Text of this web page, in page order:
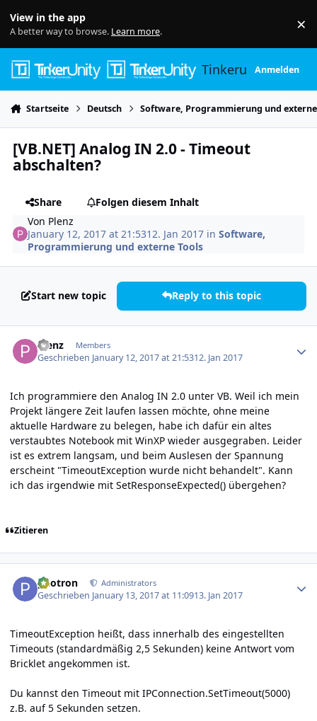
View in the app
A better way to browse. Learn more. ×
TinkerunityAnmelden
Startseite Deutsch Software, Programmierung und
[VB.NET] Analog IN 2.0 - Timeout
abschalten?
Share
Folgen diesem Inhalt
Von Plenz
January 12, 2017 at 21:5312. Jan 2017 inSoftware,
Programmierung und externe Tools
Start new topic Reply to this topic
Plenz Members
Geschrieben January 12, 2017 at 21:5312. Jan 2017
Ich programmiere den Analog IN 2.0 unter VB. Weil ich mein
Projekt längere Zeit laufen lassen möchte, ohne meine
aktuelle Hardware zu belegen, habe ich dafür ein altes
verstaubtes Notebook mit WinXP wieder ausgegraben. Leider
ist es extrem langsam, und beim Auslesen der Spannung
erscheint "TimeoutException wurde nicht behandelt". Kann
ich das irgendwie mit SetResponseExpected() übergehen?
Zitieren
photron Administrators
Geschrieben January 13, 2017 at 11:0913. Jan 2017
TimeoutException heißt, dass innerhalb des eingestellten
Timeouts (standardmäßig 2,5 Sekunden) keine Antwort vom
Bricklet angekommen ist.
Du kannst den Timeout mit IPConnection.SetTimeout(5000)
z.B. auf 5 Sekunden setzen.